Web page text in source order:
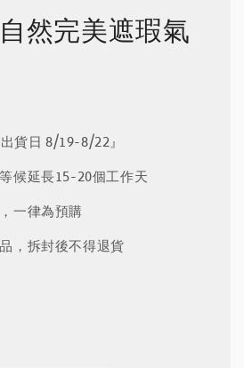
然完美遮瑕氣
貨日 8/19-8/22』
候延長15-20個工作天
一律為預購
，拆封後不得退貨